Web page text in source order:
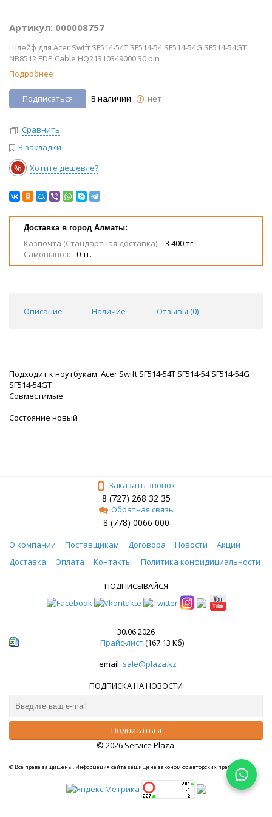
Артикул: 000008757
Шлейф для Acer Swift SF514-54T SF514-54 SF514-54G SF514-54GT
NB8512 EDP Cable HQ21310349000 30 pin
Подробнее
Подписаться В наличии нет
Сравнить
В закладки
% Хотите дешевле?
Доставка в город Алматы:
Казпочта (Стандартная доставка):
3 400 тг.
Самовывоз:
0 тг.
Описание Наличие Отзывы (0)
Подходит к ноутбукам: Acer Swift SF514-54T SF514-54 SF514-54G
SF514-54GT
Совместимые
Состояние новый
Заказать звонок
8 (727) 268 32 35
Обратная связь
8 (778) 0066 000
О компании Поставщикам Договора Новости
Акции
Доставка
Оплата Контакты Политика конфидициальности
ПОДПИСЫВАЙСЯ
30.06.2026
Прайс-лист(167.13 Кб)
email: sale@plaza.kz
ПОДПИСКА НА НОВОСТИ
© 2026 Service Plaza
© Все права защищены. Информация сайта защищена законом об авторских правах.